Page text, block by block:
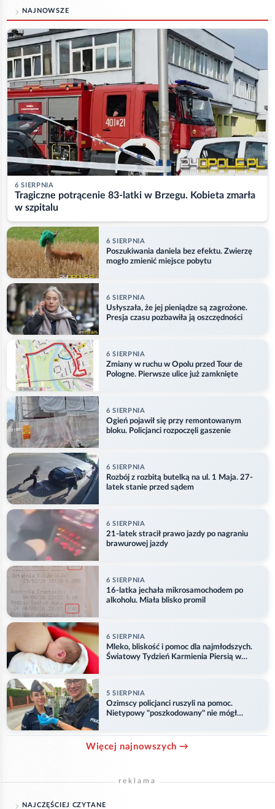
NAJNOWSZE
6 SIERPNIA
Tragiczne potrącenie 83-latki w Brzegu. Kobieta zmarła
w szpitalu
6 SIERPNIA
Poszukiwania daniela bez efektu. Zwierzę
mogło zmienić miejsce pobytu
6 SIERPNIA
Usłyszała, że jej pieniądze są zagrożone.
Presja czasu pozbawiła ją oszczędności
6 SIERPNIA
Zmiany w ruchu w Opolu przed Tour de
Pologne. Pierwsze ulice już zamknięte
6 SIERPNIA
Ogień pojawił się przy remontowanym
bloku. Policjanci rozpoczęli gaszenie
6 SIERPNIA
Rozbój z rozbitą butelką na ul. 1 Maja. 27-
latek stanie przed sądem
6 SIERPNIA
21-latek stracił prawo jazdy po nagraniu
brawurowej jazdy
6 SIERPNIA
16-latka jechała mikrosamochodem po
alkoholu. Miała blisko promil
6 SIERPNIA
Mleko, bliskość i pomoc dla najmłodszych.
Światowy Tydzień Karmienia Piersią w
5 SIERPNIA
Ozimscy policjanci ruszyli na pomoc.
Nietypowy "poszkodowany" nie mógł
Więcej najnowszych →
reklama
NAJCZĘŚCIEJ CZYTANE